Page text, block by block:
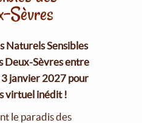
Sèvres
Naturels Sensibles
Deux-Sèvres entre
janvier 2027 pour
virtuel inédit !
le paradis des